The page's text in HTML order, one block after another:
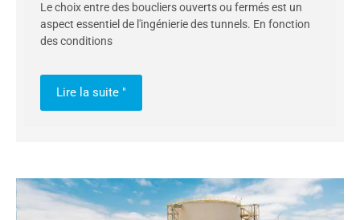
Le choix entre des boucliers ouverts ou fermés est un
aspect essentiel de l'ingénierie des tunnels. En fonction
des conditions
Lire la suite "